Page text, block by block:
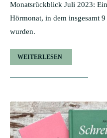
Monatsrückblick Juli 2023:
Hörmonat, in dem insgesamt
wurden.
WEITERLESEN